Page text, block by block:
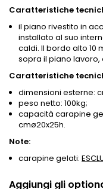
Caratteristiche
il piano rivestito in
installato al suo
caldi. Il bordo alto 10
sopra il piano
Caratteristiche
dimensioni esterne:
peso netto: 100kg;
capacità carapine
cmø20x25h.
Note:
carapine gelati:
Aggiungi gli